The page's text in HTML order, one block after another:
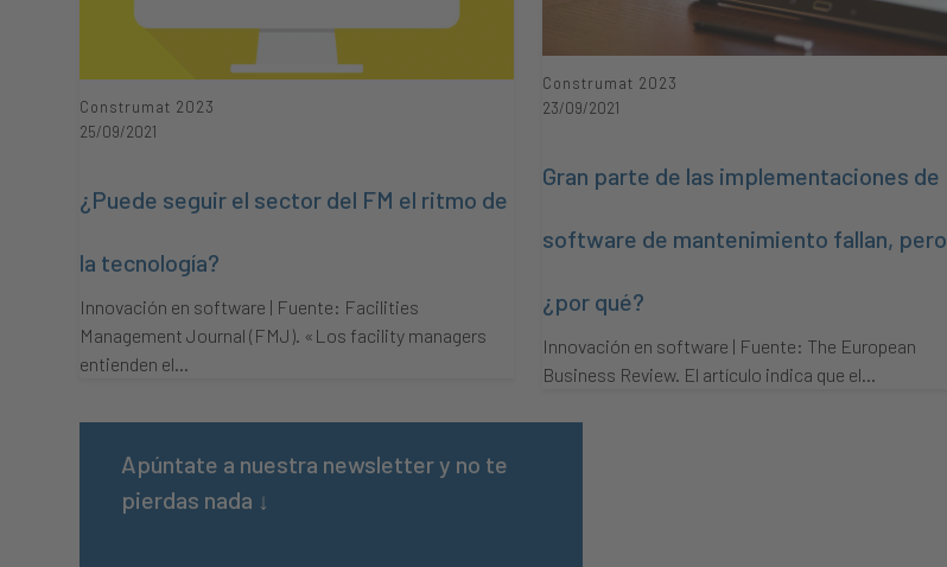
Construmat 2023
25/09/2021
¿Puede seguir el sector del FM el ritmo de
la tecnología?
Innovación en software | Fuente: Facilities
Management Journal (FMJ). «Los facility managers
entienden el…
Construmat 2023
23/09/2021
Gran parte de las implementaciones de
software de mantenimiento fallan, pero
¿por qué?
Innovación en software | Fuente: The European
Business Review. El artículo indica que el…
Apúntate a nuestra newsletter y no te
pierdas nada ↓